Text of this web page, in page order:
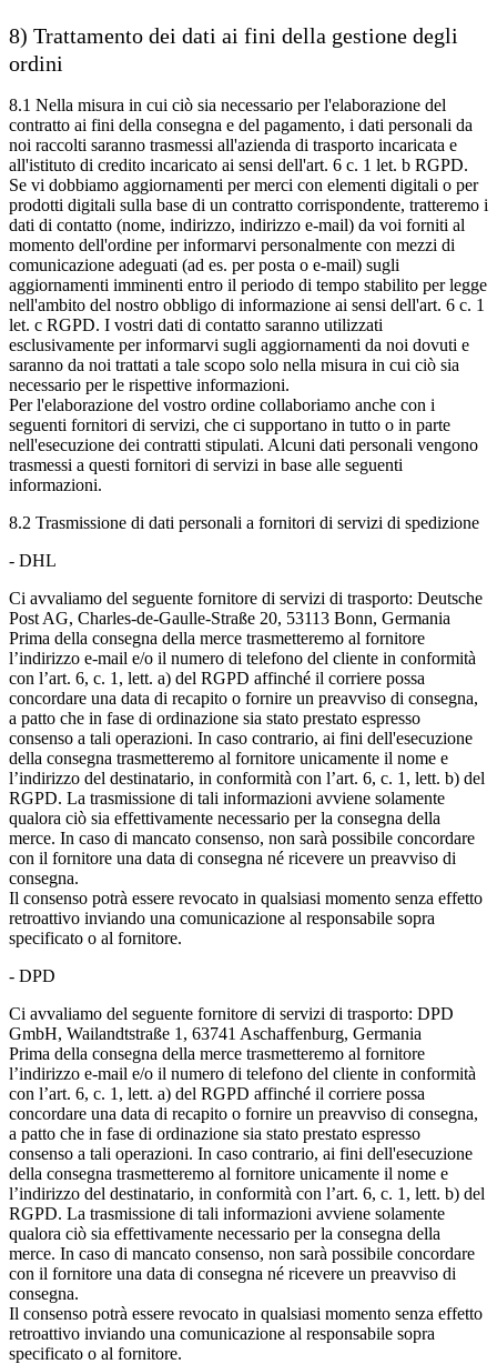
8) Trattamento dei dati ai fini della gestione degli
ordini
8.1 Nella misura in cui ciò sia necessario per l'elaborazione del
contratto ai fini della consegna e del pagamento, i dati personali da
noi raccolti saranno trasmessi all'azienda di trasporto incaricata e
all'istituto di credito incaricato ai sensi dell'art. 6 c. 1 let. b RGPD.
Se vi dobbiamo aggiornamenti per merci con elementi digitali o per
prodotti digitali sulla base di un contratto corrispondente, tratteremo i
dati di contatto (nome, indirizzo, indirizzo e-mail) da voi forniti al
momento dell'ordine per informarvi personalmente con mezzi di
comunicazione adeguati (ad es. per posta o e-mail) sugli
aggiornamenti imminenti entro il periodo di tempo stabilito per legge
nell'ambito del nostro obbligo di informazione ai sensi dell'art. 6 c. 1
let. c RGPD. I vostri dati di contatto saranno utilizzati
esclusivamente per informarvi sugli aggiornamenti da noi dovuti e
saranno da noi trattati a tale scopo solo nella misura in cui ciò sia
necessario per le rispettive informazioni.
Per l'elaborazione del vostro ordine collaboriamo anche con i
seguenti fornitori di servizi, che ci supportano in tutto o in parte
nell'esecuzione dei contratti stipulati. Alcuni dati personali vengono
trasmessi a questi fornitori di servizi in base alle seguenti
informazioni.
8.2 Trasmissione di dati personali a fornitori di servizi di spedizione
- DHL
Ci avvaliamo del seguente fornitore di servizi di trasporto: Deutsche
Post AG, Charles-de-Gaulle-Straße 20, 53113 Bonn, Germania
Prima della consegna della merce trasmetteremo al fornitore
l’indirizzo e-mail e/o il numero di telefono del cliente in conformità
con l’art. 6, c. 1, lett. a) del RGPD affinché il corriere possa
concordare una data di recapito o fornire un preavviso di consegna,
a patto che in fase di ordinazione sia stato prestato espresso
consenso a tali operazioni. In caso contrario, ai fini dell'esecuzione
della consegna trasmetteremo al fornitore unicamente il nome e
l’indirizzo del destinatario, in conformità con l’art. 6, c. 1, lett. b) del
RGPD. La trasmissione di tali informazioni avviene solamente
qualora ciò sia effettivamente necessario per la consegna della
merce. In caso di mancato consenso, non sarà possibile concordare
con il fornitore una data di consegna né ricevere un preavviso di
consegna.
Il consenso potrà essere revocato in qualsiasi momento senza effetto
retroattivo inviando una comunicazione al responsabile sopra
specificato o al fornitore.
- DPD
Ci avvaliamo del seguente fornitore di servizi di trasporto: DPD
GmbH, Wailandtstraße 1, 63741 Aschaffenburg, Germania
Prima della consegna della merce trasmetteremo al fornitore
l’indirizzo e-mail e/o il numero di telefono del cliente in conformità
con l’art. 6, c. 1, lett. a) del RGPD affinché il corriere possa
concordare una data di recapito o fornire un preavviso di consegna,
a patto che in fase di ordinazione sia stato prestato espresso
consenso a tali operazioni. In caso contrario, ai fini dell'esecuzione
della consegna trasmetteremo al fornitore unicamente il nome e
l’indirizzo del destinatario, in conformità con l’art. 6, c. 1, lett. b) del
RGPD. La trasmissione di tali informazioni avviene solamente
qualora ciò sia effettivamente necessario per la consegna della
merce. In caso di mancato consenso, non sarà possibile concordare
con il fornitore una data di consegna né ricevere un preavviso di
consegna.
Il consenso potrà essere revocato in qualsiasi momento senza effetto
retroattivo inviando una comunicazione al responsabile sopra
specificato o al fornitore.